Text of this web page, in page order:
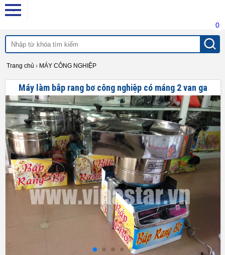
0
Trang chủ › MÁY CÔNG NGHIỆP
Máy làm bắp rang bơ công nghiệp có máng 2 van ga